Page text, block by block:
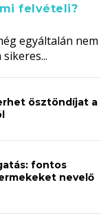
felvételi?
egyáltalán nem
ösztöndíjat a
fontos
nevelő